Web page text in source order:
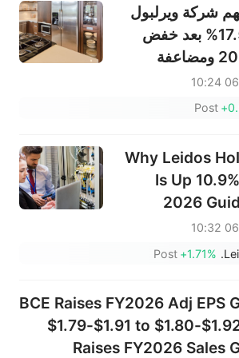
شركة ويرلبول
(WHR) بنسبة 17.5% بعد خفض
توقعاتها لعام 2026 ومضاعفة
06/
Post
Why Leidos
Is Up
2026
06/
+1.71%
Post
BCE Raises FY2026 Adj EPS
$1.79-$1.91 to $1.80-
Raises FY2026 Sales